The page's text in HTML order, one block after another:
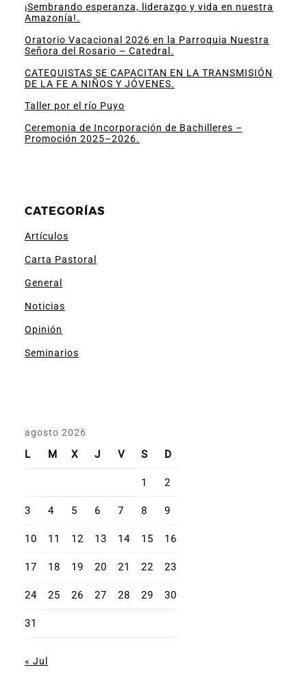
¡Sembrando esperanza, liderazgo y vida en nuestra
Amazonía!.
Oratorio Vacacional 2026 en la Parroquia Nuestra
Señora del Rosario – Catedral.
CATEQUISTAS SE CAPACITAN EN LA TRANSMISIÓN
DE LA FE A NIÑOS Y JÓVENES.
Taller por el río Puyo
Ceremonia de Incorporación de Bachilleres –
Promoción 2025–2026.
CATEGORÍAS
Artículos
Carta Pastoral
General
Noticias
Opinión
Seminarios
agosto 2026
L M X J V S D
1 2
3 4 5 6 7 8 9
10 11 12 13 14 15 16
17 18 19 20 21 22 23
24 25 26 27 28 29 30
31
« Jul